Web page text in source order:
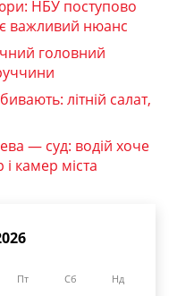
НБУ поступово
є важливий нюанс
головний
літній салат,
— суд: водій хоче
камер міста
Пт Сб Нд